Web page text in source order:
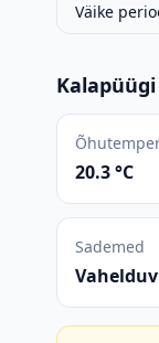
Väike
20.3 °C
Sademed